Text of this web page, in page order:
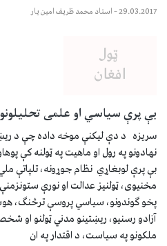
29.03.2017
–استاد محمد ظریف امین یار
بې پرې سیاسي او علمی تحلیلونو
سریزه د دې لیکنې موخه داده چې د
نهادونو په رول او ماهیت په ټولنه کې
بې پرې لوبغاړي نظام جوړونه، تلپاتې
مخنیوی، ټولنیز عدالت او نورې
پخو ګوندونو، سیاسي پروسې ترڅنګ،
آزادو رسنیو، ریښتینو مدني ټولنو او
ملکونو په سیاست، د اقتدار په ان